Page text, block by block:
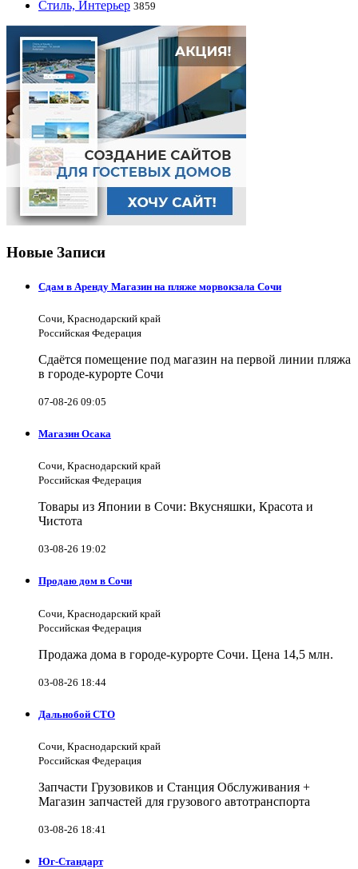
Стиль, Интерьер 3859
Новые Записи
Сдам в Аренду Магазин на пляже морвокзала Сочи
Сочи, Краснодарский край
Российская Федерация
Сдаётся помещение под магазин на первой линии пляжа
в городе-курорте Сочи
07-08-26 09:05
Магазин Осака
Сочи, Краснодарский край
Российская Федерация
Товары из Японии в Сочи: Вкусняшки, Красота и
Чистота
03-08-26 19:02
Продаю дом в Сочи
Сочи, Краснодарский край
Российская Федерация
Продажа дома в городе-курорте Сочи. Цена 14,5 млн.
03-08-26 18:44
Дальнобой СТО
Сочи, Краснодарский край
Российская Федерация
Запчасти Грузовиков и Станция Обслуживания +
Магазин запчастей для грузового автотранспорта
03-08-26 18:41
Юг-Стандарт